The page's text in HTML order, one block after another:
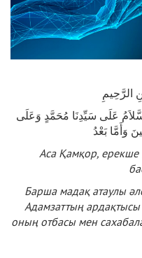
الرَّحِيمِ
عَلَى سَيِّدِنَا مُحَمَّدٍ وَعَلَى
وَأَمَّا بَعْدُ
Аса Қамқор, ерекше
Барша мадақ атаулы
Адамзаттың
оның отбасы мен